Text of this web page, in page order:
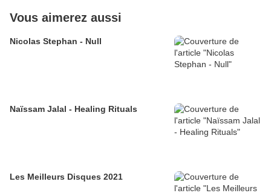
Vous aimerez aussi
Nicolas Stephan - Null
Naïssam Jalal - Healing Rituals
Les Meilleurs Disques 2021